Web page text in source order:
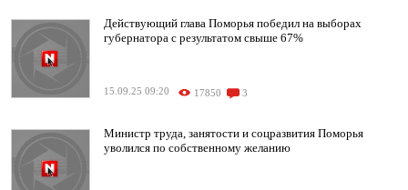
Действующий глава Поморья победил на выборах
губернатора с результатом свыше 67%
15.09.25 09:20 17850 3
Министр труда, занятости и соцразвития Поморья
уволился по собственному желанию